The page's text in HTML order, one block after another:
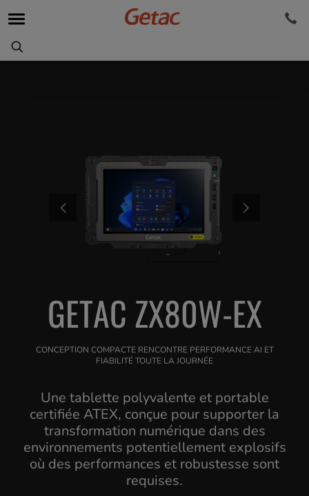
GETAC ZX80W-EX
CONCEPTION COMPACTE RENCONTRE PERFORMANCE AI ET
FIABILITÉ TOUTE LA JOURNÉE
Une tablette polyvalente et portable
certifiée ATEX, conçue pour supporter la
transformation numérique dans des
environnements potentiellement explosifs
où des performances et robustesse sont
requises.